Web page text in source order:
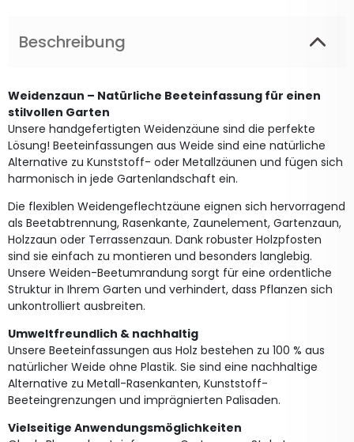
Beschreibung
Weidenzaun – Natürliche Beeteinfassung für einen
stilvollen Garten
Unsere handgefertigten Weidenzäune sind die perfekte
Lösung! Beeteinfassungen aus Weide sind eine natürliche
Alternative zu Kunststoff- oder Metallzäunen und fügen sich
harmonisch in jede Gartenlandschaft ein.
Die flexiblen Weidengeflechtzäune eignen sich hervorragend
als Beetabtrennung, Rasenkante, Zaunelement, Gartenzaun,
Holzzaun oder Terrassenzaun. Dank robuster Holzpfosten
sind sie einfach zu montieren und besonders langlebig.
Unsere Weiden-Beetumrandung sorgt für eine ordentliche
Struktur in Ihrem Garten und verhindert, dass Pflanzen sich
unkontrolliert ausbreiten.
Umweltfreundlich & nachhaltig
Unsere Beeteinfassungen aus Holz bestehen zu 100 % aus
natürlicher Weide ohne Plastik. Sie sind eine nachhaltige
Alternative zu Metall-Rasenkanten, Kunststoff-
Beeteingrenzungen und imprägnierten Palisaden.
Vielseitige Anwendungsmöglichkeiten